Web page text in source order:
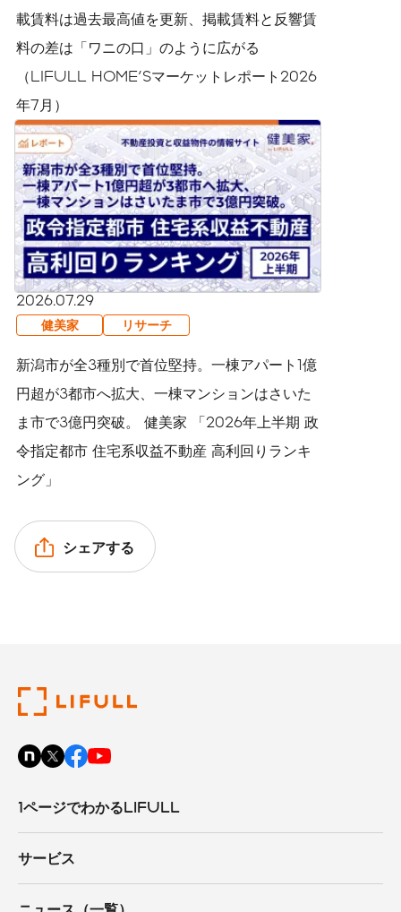
載賃料は過去最高値を更新、掲載賃料と反響賃
料の差は「ワニの口」のように広がる
（LIFULL HOME'Sマーケットレポート2026
年7月）
2026.07.29
健美家 リサーチ
新潟市が全3種別で首位堅持。一棟アパート1億
円超が3都市へ拡大、一棟マンションはさいた
ま市で3億円突破。 健美家 「2026年上半期 政
令指定都市 住宅系収益不動産 高利回りランキ
ング」
シェアする
1ページでわかるLIFULL
サービス